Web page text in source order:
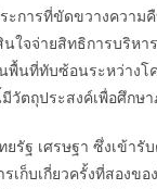
ะการที่ขัดขวางความ
ใจจ่ายสิทธิการบริห
พื้นที่ทับซ้อนระหว่างโ
วัตถุประสงค์เพื่อศึก
ยรัฐ เศรษฐา ซึ่งเข้า
เก็บเกี่ยวครั้งที่สอง